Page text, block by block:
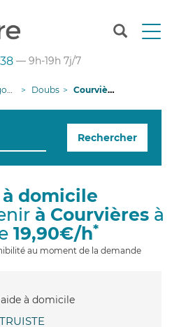
T
n
g
— 9h-19h 7j/7
Doubs Courvières
Rechercher
domicile
à Courvières à
19,90€/h*
au moment de la demande